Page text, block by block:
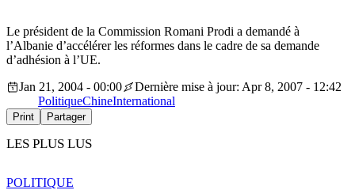
Le président de la Commission Romani Prodi a demandé à
l’Albanie d’accélérer les réformes dans le cadre de sa demande
d’adhésion à l’UE.
Jan 21, 2004 - 00:00
Dernière mise à jour: Apr 8, 2007 - 12:42
PolitiqueChineInternational
Print Partager
LES PLUS LUS
POLITIQUE